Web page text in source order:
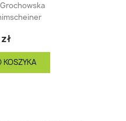
KOSZYKA